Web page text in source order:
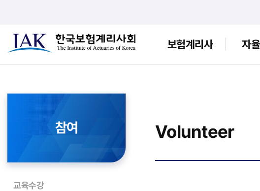
보험계리사 자
참여
교육수강
Volunteer